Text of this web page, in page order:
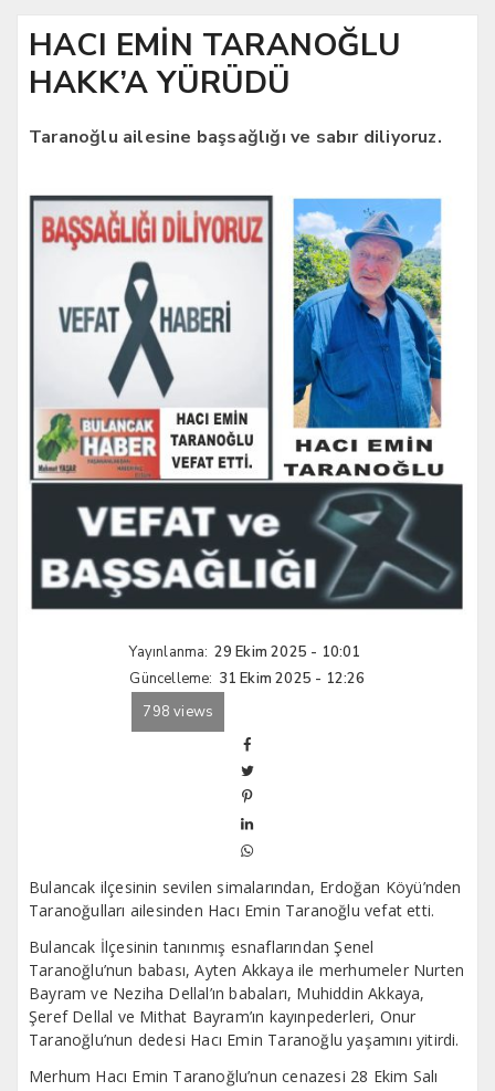
HACI EMİN TARANOĞLU
HAKK’A YÜRÜDÜ
Taranoğlu ailesine başsağlığı ve sabır diliyoruz.
Yayınlanma: 29 Ekim 2025 - 10:01
Güncelleme: 31 Ekim 2025 - 12:26
798 views
Bulancak ilçesinin sevilen simalarından, Erdoğan Köyü’nden
Taranoğulları ailesinden Hacı Emin Taranoğlu vefat etti.
Bulancak İlçesinin tanınmış esnaflarından Şenel
Taranoğlu’nun babası, Ayten Akkaya ile merhumeler Nurten
Bayram ve Neziha Dellal’ın babaları, Muhiddin Akkaya,
Şeref Dellal ve Mithat Bayram’ın kayınpederleri, Onur
Taranoğlu’nun dedesi Hacı Emin Taranoğlu yaşamını yitirdi.
Merhum Hacı Emin Taranoğlu’nun cenazesi 28 Ekim Salı